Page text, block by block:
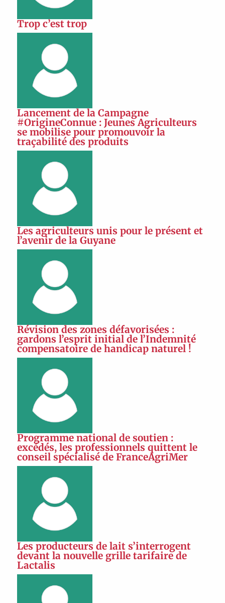
Trop c’est trop
Lancement de la Campagne
#OrigineConnue : Jeunes Agriculteurs
se mobilise pour promouvoir la
traçabilité des produits
Les agriculteurs unis pour le présent et
l’avenir de la Guyane
Révision des zones défavorisées :
gardons l’esprit initial de l’Indemnité
compensatoire de handicap naturel !
Programme national de soutien :
excédés, les professionnels quittent le
conseil spécialisé de FranceAgriMer
Les producteurs de lait s’interrogent
devant la nouvelle grille tarifaire de
Lactalis